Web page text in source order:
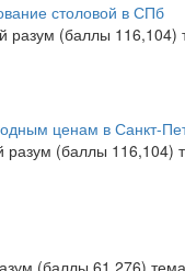
столовой в СПб
разум (баллы 116,104)
ценам в Санкт-
разум (баллы 116,104)
(баллы 61,276) тема